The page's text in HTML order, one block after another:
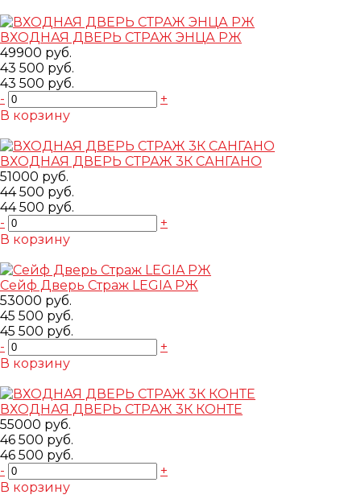
ВХОДНАЯ ДВЕРЬ СТРАЖ ЭНЦА РЖ
49900 руб.
43 500 руб.
43 500 руб.
-
+
В корзину
ВХОДНАЯ ДВЕРЬ СТРАЖ 3К САНГАНО
51000 руб.
44 500 руб.
44 500 руб.
-
+
В корзину
Сейф Дверь Страж LEGIA РЖ
53000 руб.
45 500 руб.
45 500 руб.
-
+
В корзину
ВХОДНАЯ ДВЕРЬ СТРАЖ 3К КОНТЕ
55000 руб.
46 500 руб.
46 500 руб.
-
+
В корзину